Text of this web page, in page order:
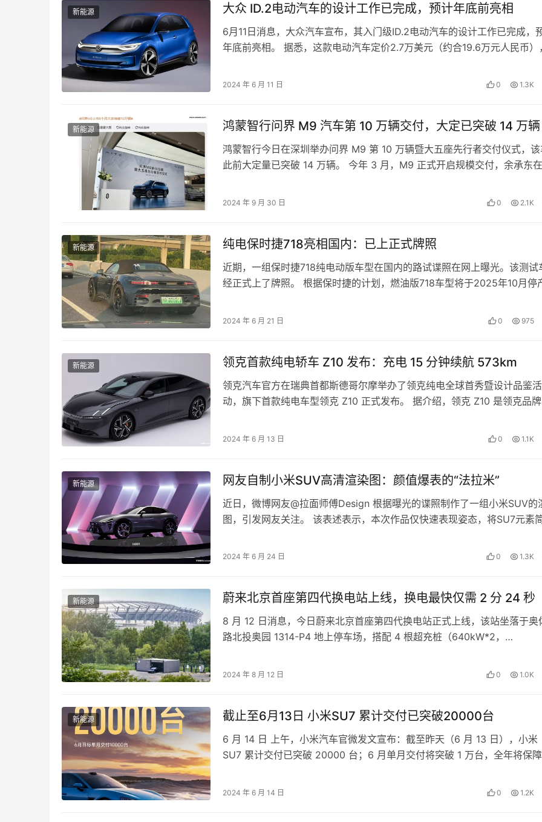
新能源 大众 ID.2电动汽车的设计工作已完成，预计年底前亮相
6月11日消息，大众汽车宣布，其入门级ID.2电动汽车的设计工作已完成，
年底前亮相。 据悉，这款电动汽车定价2.7万美元（约合19.6万元人民币），
2024 年 6 月 11 日 0 1.3K
新能源 鸿蒙智行问界 M9 汽车第 10 万辆交付，大定已突破 14 万辆
鸿蒙智行今日在深圳举办问界 M9 第 10 万辆暨大五座先行者交付仪式，该
此前大定量已突破 14 万辆。 今年 3 月，M9 正式开启规模交付，余承东
2024 年 9 月 30 日 0 2.1K
新能源 纯电保时捷718亮相国内：已上正式牌照
近期，一组保时捷718纯电动版车型在国内的路试谍照在网上曝光。该测试
经正式上了牌照。 根据保时捷的计划，燃油版718车型将于2025年10月停
2024 年 6 月 21 日 0 975
新能源 领克首款纯电轿车 Z10 发布：充电 15 分钟续航 573km
领克汽车官方在瑞典首都斯德哥尔摩举办了领克纯电全球首秀暨设计品鉴活
动，旗下首款纯电车型领克 Z10 正式发布。 据介绍，领克 Z10 是领克品牌
2024 年 6 月 13 日 0 1.1K
新能源 网友自制小米SUV高清渲染图：颜值爆表的“法拉米”
近日，微博网友@拉面师傅Design 根据曝光的谍照制作了一组小米SUV的
图，引发网友关注。 该表述表示，本次作品仅快速表现姿态，将SU7元素
2024 年 6 月 24 日 0 1.3K
新能源 蔚来北京首座第四代换电站上线，换电最快仅需 2 分 24 秒
8 月 12 日消息，今日蔚来北京首座第四代换电站正式上线，该站坐落于奥
路北投奥园 1314-P4 地上停车场，搭配 4 根超充桩（640kW*2，
2024 年 8 月 12 日 0 1.0K
新能源 截止至6月13日 小米SU7 累计交付已突破20000台
6 月 14 日 上午，小米汽车官微发文宣布：截至昨天（6 月 13 日），小米
SU7 累计交付已突破 20000 台；6 月单月交付将突破 1 万台，全年将保障
2024 年 6 月 14 日 0 1.2K